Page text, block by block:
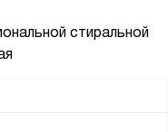
стиральной